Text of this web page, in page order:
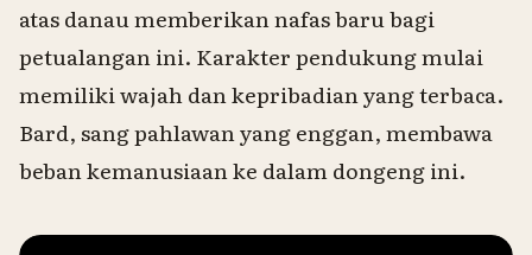
atas danau memberikan nafas baru bagi
petualangan ini. Karakter pendukung mulai
memiliki wajah dan kepribadian yang terbaca.
Bard, sang pahlawan yang enggan, membawa
beban kemanusiaan ke dalam dongeng ini.